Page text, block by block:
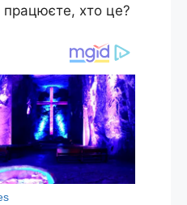
хто це?